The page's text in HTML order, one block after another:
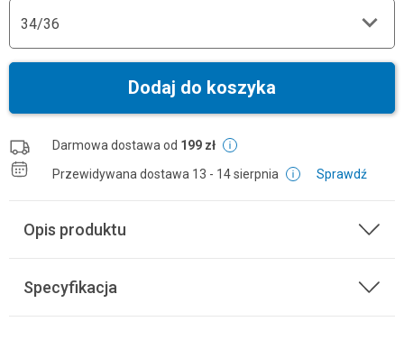
34/36
Dodaj do koszyka
Darmowa dostawa od 199 zł
Przewidywana dostawa 13 - 14 sierpnia Sprawdź
Opis produktu
Specyfikacja